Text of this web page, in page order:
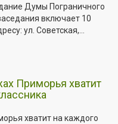
Думы Пограничного
включает 10
ул. Советская,...
Приморья хватит
хватит на каждого